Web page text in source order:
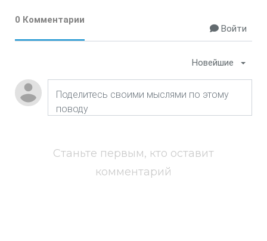
0 Комментарии
Войти
Новейшие
Станьте первым, кто оставит
комментарий